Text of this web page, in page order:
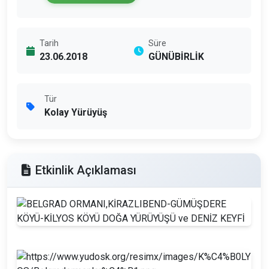
Tarih
23.06.2018
Süre
GÜNÜBİRLİK
Tür
Kolay Yürüyüş
Etkinlik Açıklaması